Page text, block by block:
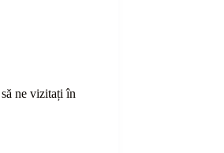
să ne vizitați în